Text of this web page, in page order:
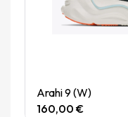
Arahi 9 (W)
160,00 €